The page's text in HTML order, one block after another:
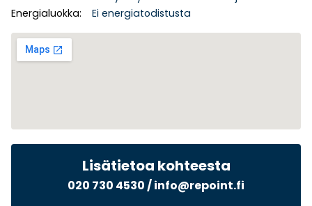
Energialuokka:
Ei energiatodistusta
Lisätietoa kohteesta
020 730 4530/info@repoint.fi